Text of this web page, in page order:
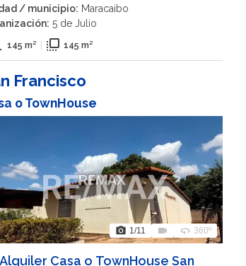
/ municipio: Maracaibo
5 de Julio
145 m² | flip_to_front 145 m²
Francisco
o TownHouse
photo_camera 1/11 videocam 360 360º
Casa o TownHouse San